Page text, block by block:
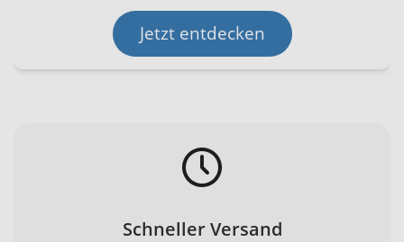
Jetzt entdecken
Schneller Versand